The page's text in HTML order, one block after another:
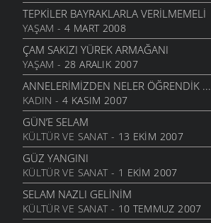
TEPKILER BAYRAKLARLA VERILMEMELI
YAŞAM - 4 MART 2008
ÇAM SAKIZI YÜREK ARMAĞANI
YAŞAM - 28 ARALIK 2007
ANNELERIMIZDEN NELER ÖĞRENDIK ...
KADIN - 4 KASIM 2007
GÜN’E SELAM
KÜLTÜR VE SANAT- 13 EKIM 2007
GÜZ YANGINI
KÜLTÜR VE SANAT- 1 EKIM 2007
SELAM NAZLI GELINIM
KÜLTÜR VE SANAT- 10 TEMMUZ 2007